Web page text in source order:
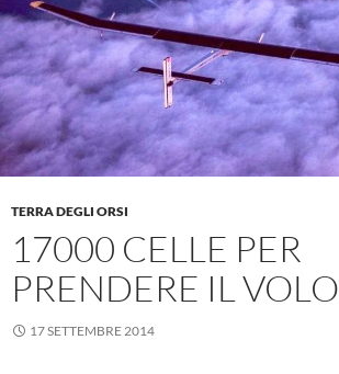
TERRA DEGLI ORSI
17000 CELLE PER
PRENDERE IL VOLO
17 SETTEMBRE 2014